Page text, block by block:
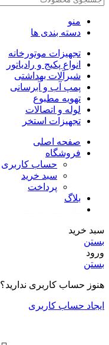
منو
دسته بندی ها
تجهیزات موتورخانه
انواع پکیج و رادیاتور
شیرآلات بهداشتی
پمپ آب و آبرسانی
تهویه مطبوع
لوله و اتصالات
تجهیزات استخر
صفحه اصلی
فروشگاه
حساب کاربری
سبد خرید
پرداخت
بلاگ
سبد خرید
بستن
ورود
بستن
هنوز حساب کاربری ندارید؟
ایجاد حساب کاربری